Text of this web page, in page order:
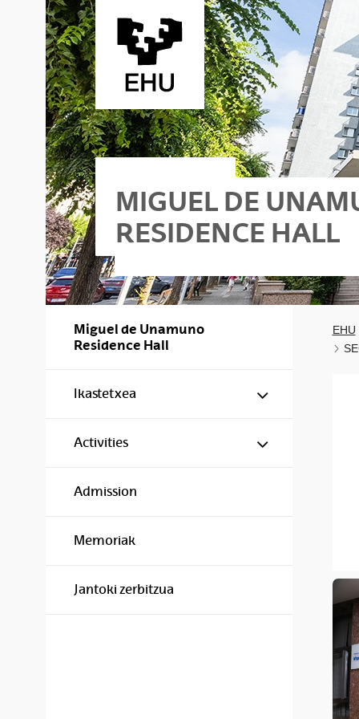
Skip to Main Content
MIGUEL DE
RESIDENCE HALL
Miguel de Unamuno
Residence Hall
Ikastetxea Show/hide
Activities Show/hide
Admission
Memoriak
Jantoki zerbitzua
EHU